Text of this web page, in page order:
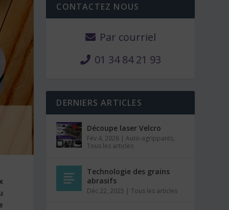
CONTACTEZ NOUS
Par courriel
01 34 84 21 93
DERNIERS ARTICLES
Découpe laser Velcro
Fév 4, 2026 |Auto-agrippants,
Tous les articles
Technologie des grains
abrasifs
Déc 22, 2025 |Tous les articles